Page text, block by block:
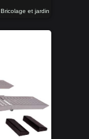
Bricolage et jardin